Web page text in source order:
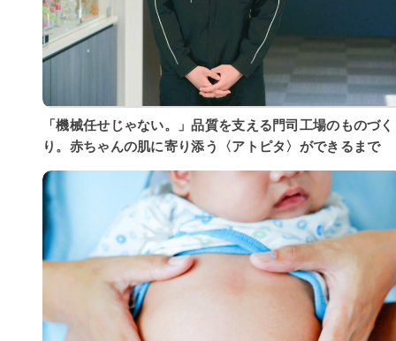
「機械任せじゃない。」品質を支える門司工場のものづく
り。赤ちゃんの肌に寄り添う〈アトピタ〉ができるまで